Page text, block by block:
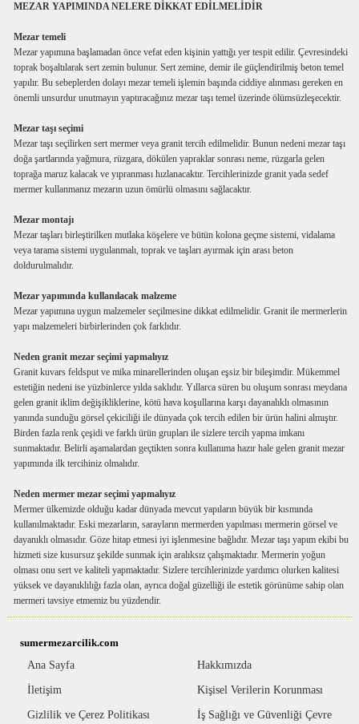
MEZAR YAPIMINDA NELERE DİKKAT EDİLMELİDİR
Mezar temeli
Mezar yapımına başlamadan önce vefat eden kişinin yattığı yer tespit edilir. Çevresindeki
toprak boşaltılarak sert zemin bulunur. Sert zemine, demir ile güçlendirilmiş beton temel
yapılır. Bu sebeplerden dolayı mezar temeli işlemin başında ciddiye alınması gereken en
önemli unsurdur unutmayın yaptıracağınız mezar taşı temel üzerinde ölümsüzleşecektir.
Mezar taşı seçimi
Mezar taşı seçilirken sert mermer veya granit tercih edilmelidir. Bunun nedeni mezar taşı
doğa şartlarında yağmura, rüzgara, dökülen yapraklar sonrası neme, rüzgarla gelen
toprağa maruz kalacak ve yıpranması hızlanacaktır. Tercihlerinizde granit yada sedef
mermer kullanmanız mezarın uzun ömürlü olmasını sağlacaktır.
Mezar montajı
Mezar taşları birleştirilken mutlaka köşelere ve bütün kolona geçme sistemi, vidalama
veya tarama sistemi uygulanmalı, toprak ve taşları ayırmak için arası beton
doldurulmalıdır.
Mezar yapımında kullanılacak malzeme
Mezar yapımına uygun malzemeler seçilmesine dikkat edilmelidir. Granit ile mermerlerin
yapı malzemeleri birbirlerinden çok farklıdır.
Neden granit mezar seçimi yapmalıyız
Granit kuvars feldsput ve mika minarellerinden oluşan eşsiz bir bileşimdir. Mükemmel
estetiğin nedeni ise yüzbinlerce yılda saklıdır. Yıllarca süren bu oluşum sonrası meydana
gelen granit iklim değişikliklerine, kötü hava koşullarına karşı dayanalıklı olmasının
yanında sunduğu görsel çekiciliği ile dünyada çok tercih edilen bir ürün halini almıştır.
Birden fazla renk çeşidi ve farklı ürün grupları ile sizlere tercih yapma imkanı
sunmaktadır. Belirli aşamalardan geçtikten sonra kullanıma hazır hale gelen granit mezar
yapımında ilk tercihiniz olmalıdır.
Neden mermer mezar seçimi yapmalıyız
Mermer ülkemizde olduğu kadar dünyada mevcut yapıların büyük bir kısmında
kullanılmaktadır. Eski mezarların, sarayların mermerden yapılması mermerin görsel ve
dayanıklı olmasıdır. Göze hitap etmesi iyi işlenmesine bağlıdır. Mezar taşı yapım ekibi bu
hizmeti size kusursuz şekilde sunmak için aralıksız çalışmaktadır. Mermerin yoğun
olması onu sert ve kaliteli yapmaktadır. Sizlere tercihlerinizde yardımcı olurken kalitesi
yüksek ve dayanıklılığı fazla olan, ayrıca doğal güzelliği ile estetik görünüme sahip olan
mermeri tavsiye etmemiz bu yüzdendir.
sumermezarcilik.com
Ana Sayfa
Hakkımızda
İletişim Kişisel Verilerin Korunması
Gizlilik ve Çerez Politikası İş Sağlığı ve Güvenliği Çevre